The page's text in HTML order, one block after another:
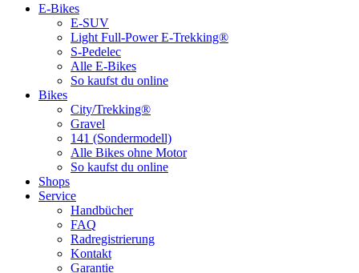
E-Bikes
E-SUV
Light Full-Power E-Trekking®
S-Pedelec
Alle E-Bikes
So kaufst du online
Bikes
City/Trekking®
Gravel
141 (Sondermodell)
Alle Bikes ohne Motor
So kaufst du online
Shops
Service
Handbücher
FAQ
Radregistrierung
Kontakt
Garantie